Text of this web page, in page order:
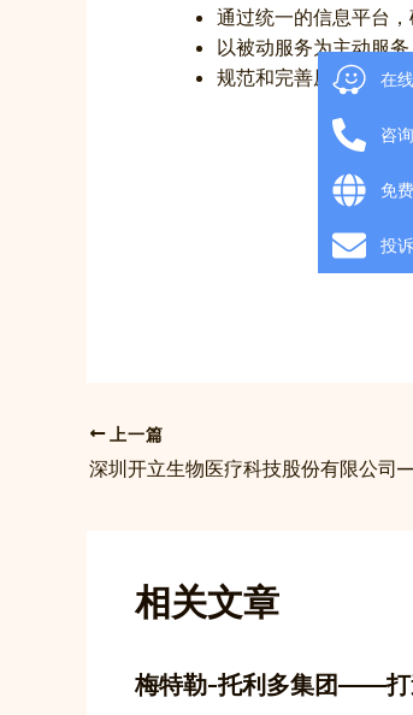
通过统一的信息平台
以被动服务为主动服
规范和完善原有操作流
上一篇
相关文章
梅特勒-托利多集团——打
在
咨
免
投